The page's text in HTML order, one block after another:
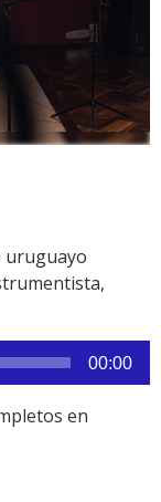
uruguayo
00:00
en